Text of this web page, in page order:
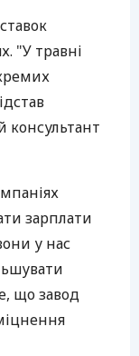
"У травні
консультант
зарплати
у нас
що завод